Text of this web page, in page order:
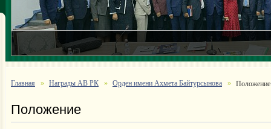
Главная Награды АВ РК Орден имени Ахмета Байтурсынова Положение
Положение